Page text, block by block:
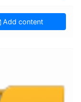
Add content